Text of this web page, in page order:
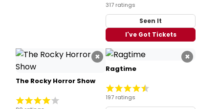
317 ratings
Seen It
I've Got Tickets
×
The Rocky Horror Show
×
Ragtime
197 ratings